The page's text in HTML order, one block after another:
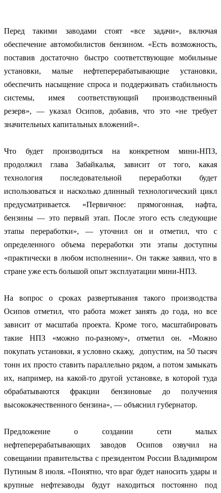
Перед такими заводами стоят «все задачи», включая
обеспечение автомобилистов бензином. «Есть возможность,
поставив достаточно быстро соответствующие мобильные
установки, малые нефтеперерабатывающие установки,
обеспечить насыщение спроса и поддерживать стабильность
системы, имея соответствующий производственный
резерв», — указал Осипов, добавив, что это «не требует
значительных капитальных вложений».
Что будет производиться на конкретном мини-НПЗ,
продолжил глава Забайкалья, зависит от того, какая
технология последовательной переработки будет
использоваться и насколько длинный технологический цикл
предусматривается. «Первичное: прямогонная, нафта,
бензины — это первый этап. После этого есть следующие
этапы переработки», — уточнил он и отметил, что с
определенного объема переработки эти этапы доступны
«практически в любом исполнении». Он также заявил, что в
стране уже есть большой опыт эксплуатации мини-НПЗ.
На вопрос о сроках развертывания такого производства
Осипов отметил, что работа может занять до года, но все
зависит от масштаба проекта. Кроме того, масштабировать
такие НПЗ «можно по-разному», отметил он. «Можно
покупать установки, я условно скажу, допустим, на 50 тысяч
тонн их просто ставить параллельно рядом, а потом замыкать
их, например, на какой-то другой установке, в которой туда
обрабатываются фракции бензиновые до получения
высококачественного бензина», — объяснил губернатор.
Предложение о создании сети малых
нефтеперерабатывающих заводов Осипов озвучил на
совещании правительства с президентом России Владимиром
Путиным 8 июля. «Понятно, что враг будет наносить удары и
крупные нефтезаводы будут находиться постоянно под